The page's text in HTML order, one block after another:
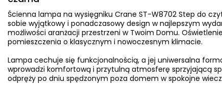
Ścienna lampa na wysięgniku Crane ST-W8702 Step do
sobie wyjątkowy i ponadczasowy design w najlepszym
możliwości aranżacji przestrzeni w Twoim Domu.
pomieszczenia o klasycznym i nowoczesnym klimacie.
Lampa cechuje się funkcjonalnością, a jej uniwersalna
wprowadzi komfortową i przytulną atmosferę sprzyjającą
odpręży po dniu spędzonym poza domem w spokojne